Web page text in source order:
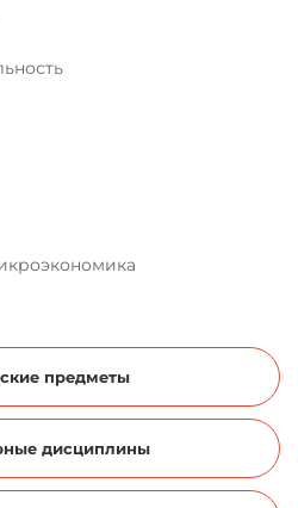
отношения
предметы
дисциплины